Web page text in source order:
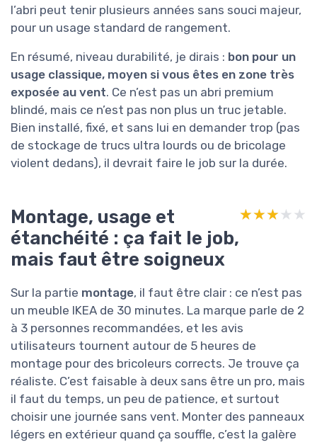
l’abri peut tenir plusieurs années sans souci majeur,
pour un usage standard de rangement.
En résumé, niveau durabilité, je dirais : bon pour un
usage classique, moyen si vous êtes en zone très
exposée au vent. Ce n’est pas un abri premium
blindé, mais ce n’est pas non plus un truc jetable.
Bien installé, fixé, et sans lui en demander trop (pas
de stockage de trucs ultra lourds ou de bricolage
violent dedans), il devrait faire le job sur la durée.
Montage, usage et
étanchéité : ça fait le job,
mais faut être soigneux
★★★★★
★★★★★
Sur la partie montage, il faut être clair : ce n’est pas
un meuble IKEA de 30 minutes. La marque parle de 2
à 3 personnes recommandées, et les avis
utilisateurs tournent autour de 5 heures de
montage pour des bricoleurs corrects. Je trouve ça
réaliste. C’est faisable à deux sans être un pro, mais
il faut du temps, un peu de patience, et surtout
choisir une journée sans vent. Monter des panneaux
légers en extérieur quand ça souffle, c’est la galère